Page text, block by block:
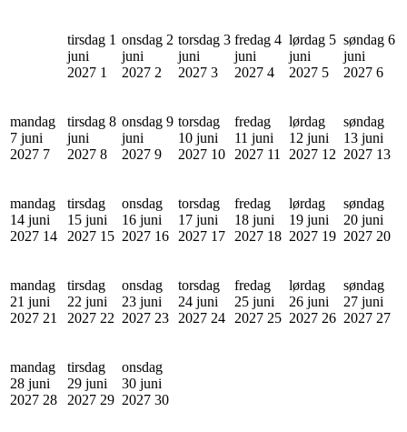
tirsdag 1
juni
2027 1
onsdag 2
juni
2027 2
torsdag 3
juni
2027 3
fredag 4
juni
2027 4
lørdag 5
juni
2027 5
søndag 6
juni
2027 6
mandag
7 juni
2027 7
tirsdag 8
juni
2027 8
onsdag 9
juni
2027 9
torsdag
10 juni
2027 10
fredag
11 juni
2027 11
lørdag
12 juni
2027 12
søndag
13 juni
2027 13
mandag
14 juni
2027 14
tirsdag
15 juni
2027 15
onsdag
16 juni
2027 16
torsdag
17 juni
2027 17
fredag
18 juni
2027 18
lørdag
19 juni
2027 19
søndag
20 juni
2027 20
mandag
21 juni
2027 21
tirsdag
22 juni
2027 22
onsdag
23 juni
2027 23
torsdag
24 juni
2027 24
fredag
25 juni
2027 25
lørdag
26 juni
2027 26
søndag
27 juni
2027 27
mandag
28 juni
2027 28
tirsdag
29 juni
2027 29
onsdag
30 juni
2027 30